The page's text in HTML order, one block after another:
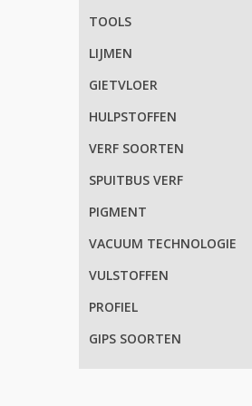
TOOLS
LIJMEN
GIETVLOER
HULPSTOFFEN
VERF SOORTEN
SPUITBUS VERF
PIGMENT
VACUUM TECHNOLOGIE
VULSTOFFEN
PROFIEL
GIPS SOORTEN